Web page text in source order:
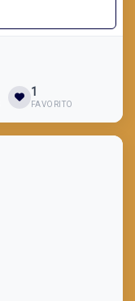
1
FAVORITO